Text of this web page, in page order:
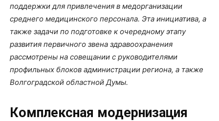
поддержки для привлечения в медорганизации
среднего медицинского персонала. Эта инициатива, а
также задачи по подготовке к очередному этапу
развития первичного звена здравоохранения
рассмотрены на совещании с руководителями
профильных блоков администрации региона, а также
Волгоградской областной Думы.
Комплексная модернизация